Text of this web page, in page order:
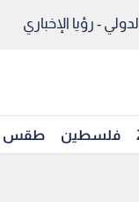
- رؤيا الإخباري
فلسطين طقس